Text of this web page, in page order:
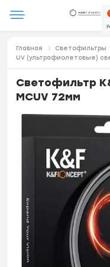
Главная
Светофильтры
UV (ультрафиолетовые)
Светофильтр
MCUV 72мм